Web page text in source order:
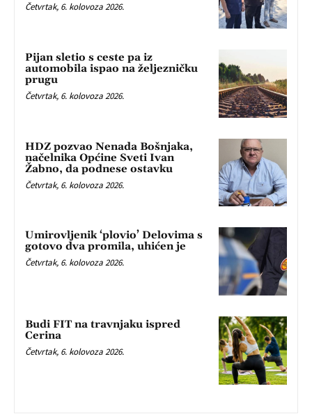
Četvrtak, 6. kolovoza 2026.
Pijan sletio s ceste pa iz
automobila ispao na željezničku
prugu
Četvrtak, 6. kolovoza 2026.
HDZ pozvao Nenada Bošnjaka,
načelnika Općine Sveti Ivan
Žabno, da podnese ostavku
Četvrtak, 6. kolovoza 2026.
Umirovljenik ‘plovio’ Delovima s
gotovo dva promila, uhićen je
Četvrtak, 6. kolovoza 2026.
Budi FIT na travnjaku ispred
Cerina
Četvrtak, 6. kolovoza 2026.